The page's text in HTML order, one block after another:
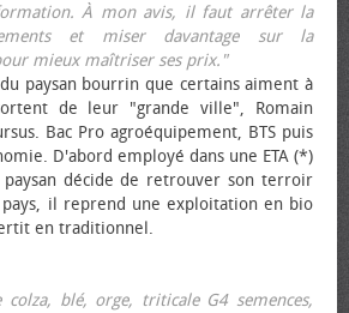
À mon avis, il faut arrêter la
et miser davantage sur la
mieux maîtriser ses prix."
paysan bourrin que certains aiment à
de leur "grande ville", Romain
Bac Pro agroéquipement, BTS puis
D'abord employé dans une ETA (*)
décide de retrouver son terroir
il reprend une exploitation en bio
en traditionnel.
colza, blé, orge, triticale G4 semences,